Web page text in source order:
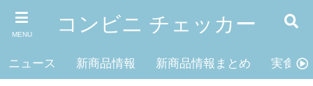
MENU コンビニ チェッカー
ニュース 新商品情報 新商品情報まとめ 実食レ